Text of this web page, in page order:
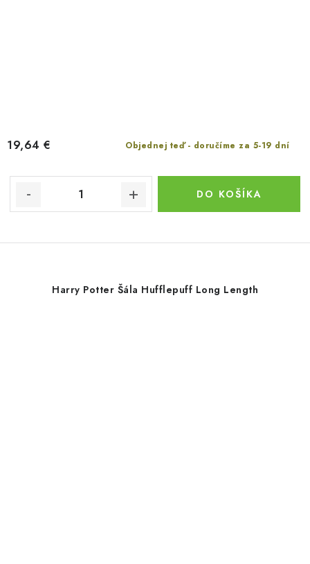
Objednej teď - doručíme za 5-19 dní
19,64 €
DO KOŠÍKA
Harry Potter Šála Hufflepuff Long Length